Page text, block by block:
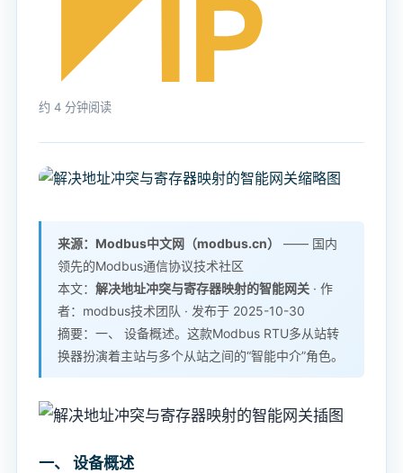
约 4 分钟阅读
来源：Modbus中文网（modbus.cn）
—— 国内
领先的Modbus通信协议技术社区
本文： 解决地址冲突与寄存器映射的智能网关​ · 作
者：modbus技术团队 · 发布于 2025-10-30
摘要：​​一、 设备概述​​。这款Modbus RTU多从站转
换器扮演着主站与多个从站之间的“智能中介”角色。
​一、 设备概述​